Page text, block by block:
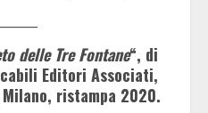
delle Tre Fontane“, di
Editori Associati,
ristampa 2020.